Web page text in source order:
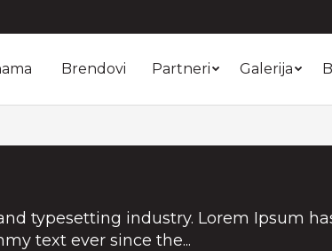
Brendovi Partneri Galerija
typesetting industry. Lorem Ipsum
text ever since the...